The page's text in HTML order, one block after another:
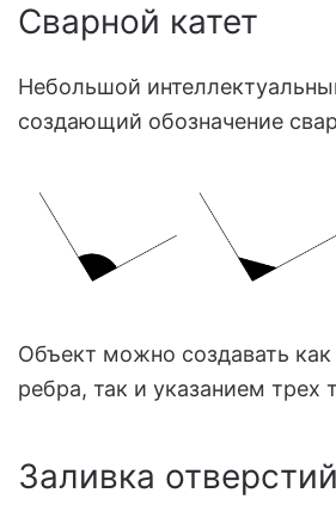
Сварной катет
Небольшой
создающий обозначение
Объект можно создавать как
ребра, так и указанием трех
Заливка отверстий